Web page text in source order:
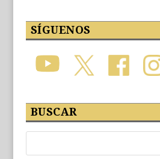
SÍGUENOS
BUSCAR